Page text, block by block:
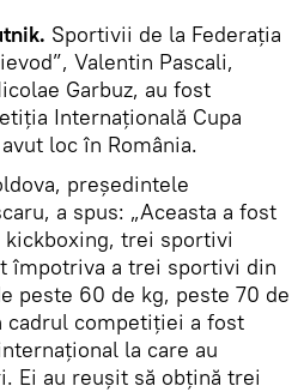
Sportivii de la Federația
Valentin Pascali,
Garbuz, au fost
Internațională Cupa
loc în România.
președintele
a spus: „Aceasta a fost
trei sportivi
împotriva a trei sportivi din
peste 60 de kg, peste 70 de
cadrul competiției a fost
la care au
Ei au reușit să obțină trei